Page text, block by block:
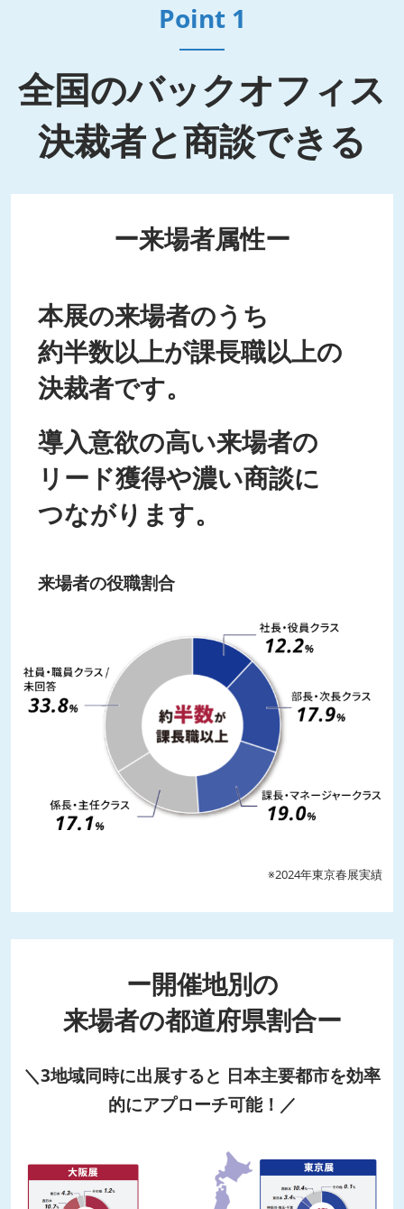
Point 1
全国のバックオフィス
決裁者と商談できる
ー来場者属性ー
本展の来場者のうち
約半数以上が課長職以上の
決裁者です。
導入意欲の高い来場者の
リード獲得や濃い商談に
つながります。
来場者の役職割合
※2024年東京春展実績
ー開催地別の
来場者の都道府県割合ー
＼3地域同時に出展すると 日本主要都市を効率
的にアプローチ可能！／